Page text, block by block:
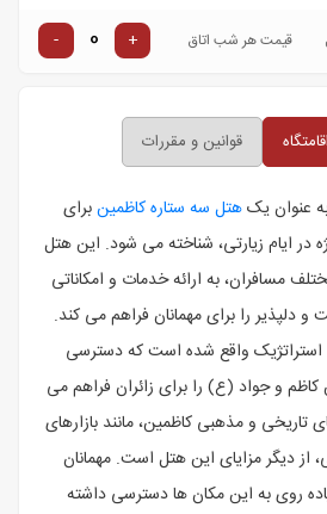
قیمت هر شب اتاق +
-
قوانین و مقررات
عنوان یکهتل سه ستاره کاظمینبرای
در ایام زیارتی، شناخته می ‌شود. این هتل
مسافران، به ارائه خدمات و امکاناتی
و دلپذیر را برای مهمانان فراهم می ‌کند.
واقع شده است که دسترسی
و جواد (ع) را برای زائران فراهم می
تاریخی و مذهبی کاظمین، مانند بازارهای
از دیگر مزایای این هتل است. مهمانان
روی به این مکان‌ ها دسترسی داشته